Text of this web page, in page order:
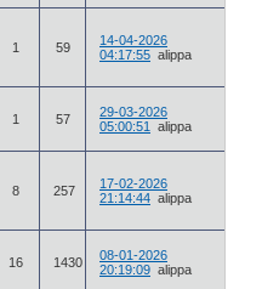
1 59
14-04-2026
04:17:55 alippa
1 57
29-03-2026
05:00:51
alippa
8 257
17-02-2026
21:14:44 alippa
16 1430
08-01-2026
20:19:09 alippa